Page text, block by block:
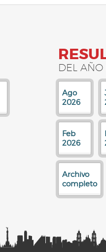
DEL AÑO
Ago
2026
Feb
2026
Archivo
completo